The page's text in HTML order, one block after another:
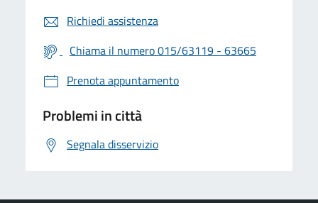
Richiedi assistenza
Chiama il numero 015/63119 - 63665
Prenota appuntamento
Problemi in città
Segnala disservizio